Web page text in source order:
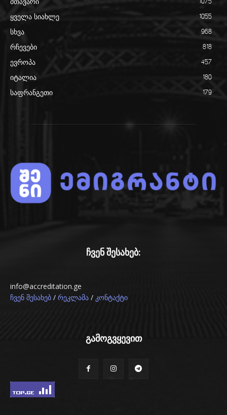
მთავარი 1075
ყველა სიახლე 1055
სხვა 968
რჩევები 818
ევროპა 457
იტალია 180
საფრანგეთი 179
ჩვენ შესახებ:
info@accreditation.ge
ჩვენ შესახებ / რეკლამა / კონტაქტი
გამოგვყევით